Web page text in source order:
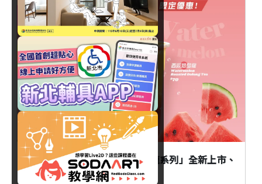
功夫茶大西哈時代：「西瓜烏龍系列」全新上市、
多項優惠同步開跑！
飲品
臺北